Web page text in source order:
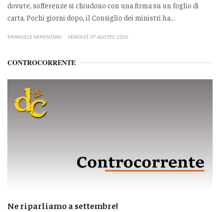
dovute, sofferenze si chiudono con una firma su un foglio di
carta. Pochi giorni dopo, il Consiglio dei ministri ha...
EMANUELE ARMENTANO VENERDÌ 07 AGOSTO 2026
CONTROCORRENTE
Ne riparliamo a settembre!